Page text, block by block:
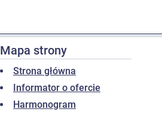
Mapa strony
Strona główna
Informator o ofercie
Harmonogram